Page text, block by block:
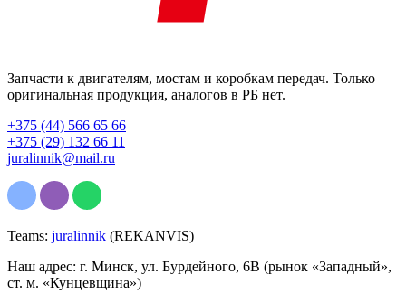
Запчасти к двигателям, мостам и коробкам передач. Только
оригинальная продукция, аналогов в РБ нет.
+375 (44) 566 65 66
+375 (29) 132 66 11
juralinnik@mail.ru
Teams: juralinnik (REKANVIS)
Наш адрес: г. Минск, ул. Бурдейного, 6В (рынок «Западный»,
ст. м. «Кунцевщина»)